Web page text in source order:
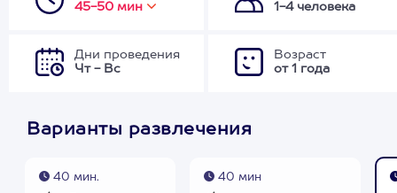
45-50 мин
1-4 человека
Дни проведения
Чт - Вс
Возраст
от 1 года
Варианты развлечения
40 мин.
40 мин